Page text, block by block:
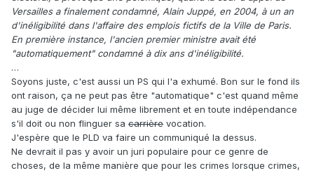
Versailles a finalement condamné, Alain Juppé, en 2004, à un an
d'inéligibilité dans l'affaire des emplois fictifs de la Ville de Paris.
En première instance, l'ancien premier ministre avait été
"automatiquement" condamné à dix ans d'inéligibilité.
…
Soyons juste, c'est aussi un PS qui l'a exhumé. Bon sur le fond ils
ont raison, ça ne peut pas être "automatique" c'est quand même
au juge de décider lui même librement et en toute indépendance
s'il doit ou non flinguer sa carrière vocation.
J'espère que le PLD va faire un communiqué la dessus.
Ne devrait il pas y avoir un juri populaire pour ce genre de
choses, de la même manière que pour les crimes lorsque crimes,